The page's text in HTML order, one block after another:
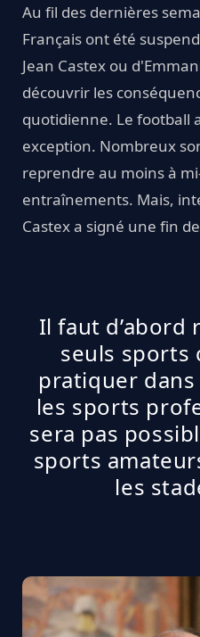
Au fil des dernières
Français ont été
Jean Castex ou
découvrir les
quotidienne. Le football
exception. Nombreux
reprendre au moins à
entraînements. Mais,
Castex a signé une fin
Il faut d’abord
seuls sports
pratiquer
les sports
sera pas
sports
les